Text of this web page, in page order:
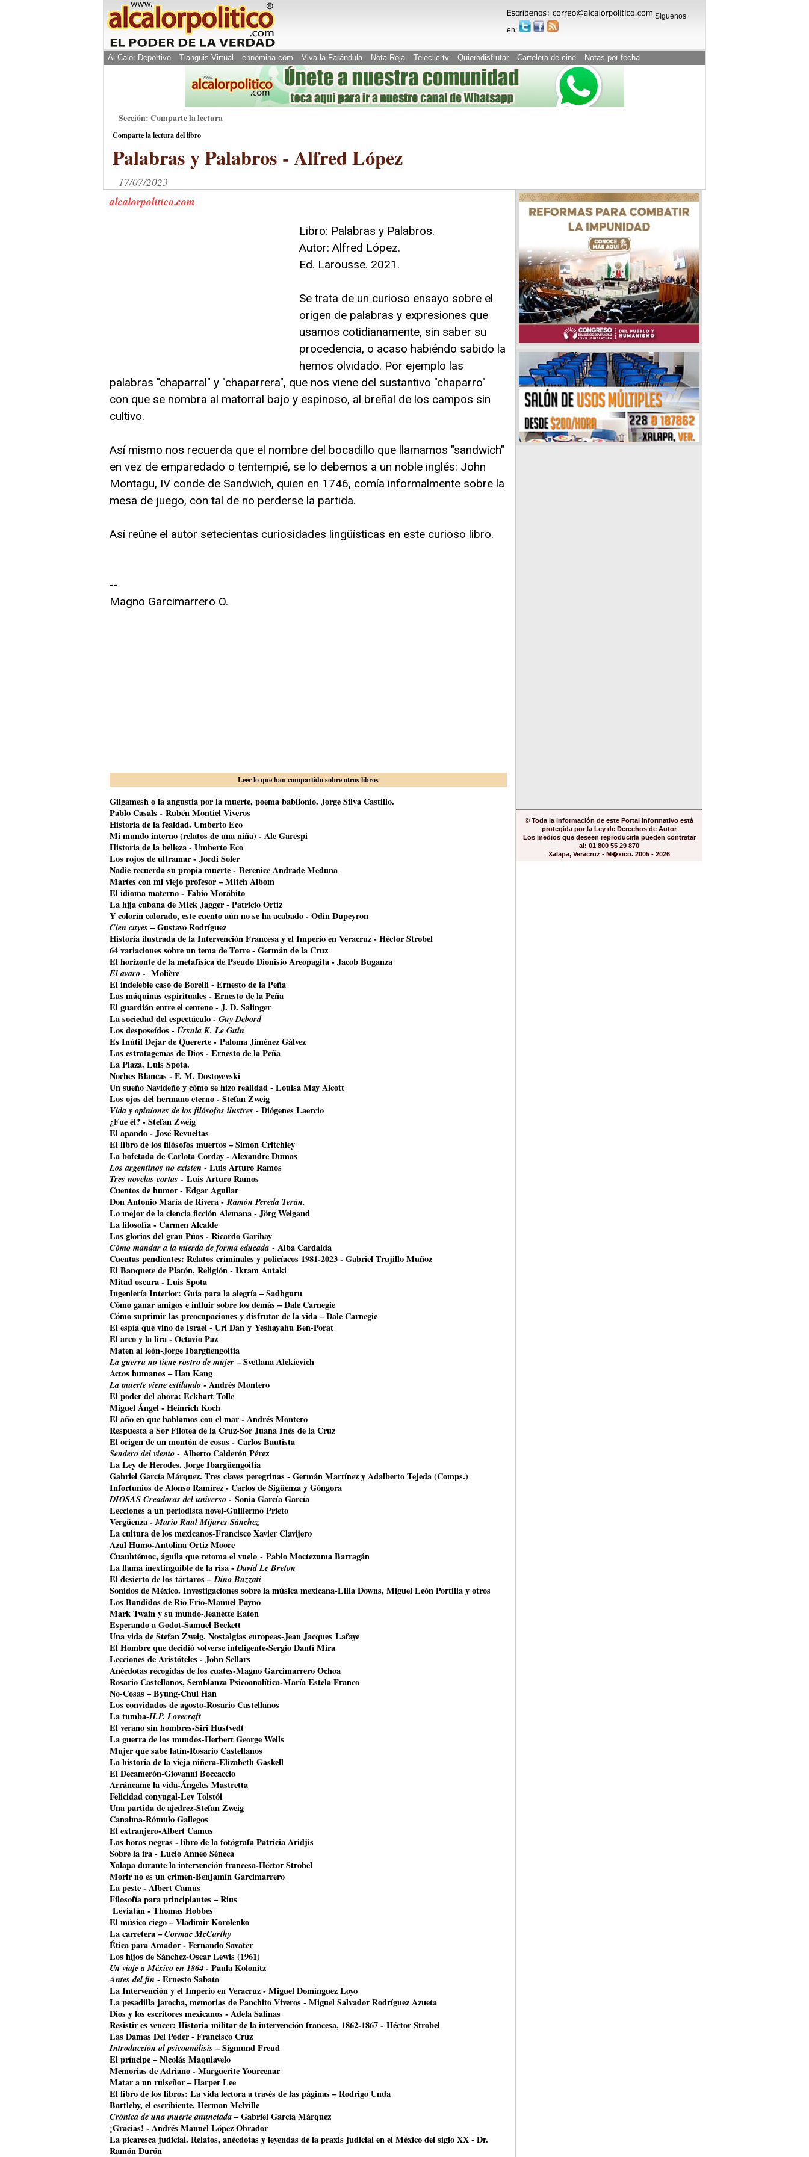
Síguenos
en:
Al Calor Deportivo Tianguis Virtual ennomina.com Viva la Farándula Nota Roja Teleclic.tv Quierodisfrutar Cartelera de cine Notas por fecha
Sección: Comparte la lectura
Comparte la lectura del libro
Palabras y Palabros - Alfred López
17/07/2023
alcalorpolitico.com
Libro: Palabras y Palabros.
Autor: Alfred López.
Ed. Larousse. 2021.
Se trata de un curioso ensayo sobre el
origen de palabras y expresiones que
usamos cotidianamente, sin saber su
procedencia, o acaso habiéndo sabido la
hemos olvidado. Por ejemplo las
palabras "chaparral" y "chaparrera", que nos viene del sustantivo "chaparro"
con que se nombra al matorral bajo y espinoso, al breñal de los campos sin
cultivo.
Así mismo nos recuerda que el nombre del bocadillo que llamamos "sandwich"
en vez de emparedado o tentempié, se lo debemos a un noble inglés: John
Montagu, IV conde de Sandwich, quien en 1746, comía informalmente sobre la
mesa de juego, con tal de no perderse la partida.
Así reúne el autor setecientas curiosidades lingüísticas en este curioso libro.
--
Magno Garcimarrero O.
Leer lo que han compartido sobre otros libros
Gilgamesh o la angustia por la muerte, poema babilonio. Jorge Silva Castillo.
Pablo Casals - Rubén Montiel Viveros
Historia de la fealdad. Umberto Eco
Mi mundo interno (relatos de una niña) - Ale Garespi
Historia de la belleza - Umberto Eco
Los rojos de ultramar - Jordi Soler
Nadie recuerda su propia muerte - Berenice Andrade Meduna
Martes con mi viejo profesor – Mitch Albom
El idioma materno - Fabio Morábito
La hija cubana de Mick Jagger- Patricio Ortíz
Y colorín colorado, este cuento aún no se ha acabado - Odin Dupeyron
Cien cuyes – Gustavo Rodríguez
Historia ilustrada de la Intervención Francesa y el Imperio en Veracruz - Héctor Strobel
64 variaciones sobre un tema de Torre - Germán de la Cruz
El horizonte de la metafísica de Pseudo Dionisio Areopagita - Jacob Buganza
El avaro- Molière
El indeleble caso de Borelli - Ernesto de la Peña
Las máquinas espirituales - Ernesto de la Peña
El guardián entre el centeno - J. D. Salinger
La sociedad del espectáculo -Guy Debord
Los desposeídos - Úrsula K. Le Guin
Es Inútil Dejar de Quererte - Paloma Jiménez Gálvez
Las estratagemas de Dios - Ernesto de la Peña
La Plaza. Luis Spota.
Noches Blancas - F. M. Dostoyevski
Un sueño Navideño y cómo se hizo realidad - Louisa May Alcott
Los ojos del hermano eterno - Stefan Zweig
Vida y opiniones de los filósofos ilustres - Diógenes Laercio
¿Fue él? - Stefan Zweig
El apando - José Revueltas
El libro de los filósofos muertos – Simon Critchley
La bofetada de Carlota Corday - Alexandre Dumas
Los argentinos no existen - Luis Arturo Ramos
Tres novelas cortas - Luis Arturo Ramos
Cuentos de humor - Edgar Aguilar
Don Antonio María de Rivera -Ramón Pereda Terán.
Lo mejor de la ciencia ficción Alemana - Jörg Weigand
La filosofía - Carmen Alcalde
Las glorias del gran Púas - Ricardo Garibay
Cómo mandar a la mierda de forma educada - Alba Cardalda
Cuentas pendientes: Relatos criminales y policíacos 1981-2023 - Gabriel Trujillo Muñoz
El Banquete de Platón, Religión - Ikram Antaki
Mitad oscura - Luis Spota
Ingeniería Interior: Guía para la alegría – Sadhguru
Cómo ganar amigos e influir sobre los demás – Dale Carnegie
Cómo suprimir las preocupaciones y disfrutar de la vida – Dale Carnegie
El espía que vino de Israel - Uri Dan y Yeshayahu Ben-Porat
El arco y la lira - Octavio Paz
Maten al león-Jorge Ibargüengoitia
La guerra no tiene rostro de mujer– Svetlana Alekievich
Actos humanos – Han Kang
La muerte viene estilando- Andrés Montero
El poder del ahora: Eckhart Tolle
Miguel Ángel - Heinrich Koch
El año en que hablamos con el mar - Andrés Montero
Respuesta a Sor Filotea de la Cruz-Sor Juana Inés de la Cruz
El origen de un montón de cosas - Carlos Bautista
Sendero del viento- Alberto Calderón Pérez
La Ley de Herodes. Jorge Ibargüengoitia
Gabriel García Márquez. Tres claves peregrinas - Germán Martínez y Adalberto Tejeda (Comps.)
Infortunios de Alonso Ramírez - Carlos de Sigüenza y Góngora
DIOSAS Creadoras del universo- Sonia García García
Lecciones a un periodista novel-Guillermo Prieto
Vergüenza -Mario Raul Mijares Sánchez
La cultura de los mexicanos-Francisco Xavier Clavijero
Azul Humo-Antolina Ortiz Moore
Cuauhtémoc, águila que retoma el vuelo - Pablo Moctezuma Barragán
La llama inextinguible de la risa -David Le Breton
El desierto de los tártaros –Dino Buzzati
Sonidos de México. Investigaciones sobre la música mexicana-Lilia Downs, Miguel León Portilla y otros
Los Bandidos de Río Frío-Manuel Payno
Mark Twain y su mundo-Jeanette Eaton
Esperando a Godot-Samuel Beckett
Una vida de Stefan Zweig. Nostalgias europeas-Jean Jacques Lafaye
El Hombre que decidió volverse inteligente-Sergio Dantí Mira
Lecciones de Aristóteles - John Sellars
Anécdotas recogidas de los cuates-Magno Garcimarrero Ochoa
Rosario Castellanos, Semblanza Psicoanalítica-María Estela Franco
No-Cosas – Byung-Chul Han
Los convidados de agosto-Rosario Castellanos
La tumba-H.P. Lovecraft
El verano sin hombres-Siri Hustvedt
La guerra de los mundos-Herbert George Wells
Mujer que sabe latín-Rosario Castellanos
La historia de la vieja niñera-Elizabeth Gaskell
El Decamerón-Giovanni Boccaccio
Arráncame la vida-Ángeles Mastretta
Felicidad conyugal-Lev Tolstói
Una partida de ajedrez-Stefan Zweig
Canaima-Rómulo Gallegos
El extranjero-Albert Camus
Las horas negras - libro de la fotógrafa Patricia Aridjis
Sobre la ira - Lucio Anneo Séneca
Xalapa durante la intervención francesa-Héctor Strobel
Morir no es un crimen-Benjamín Garcimarrero
La peste - Albert Camus
Filosofía para principiantes – Rius
Leviatán - Thomas Hobbes
El músico ciego – Vladimir Korolenko
La carretera –Cormac McCarthy
Ética para Amador - Fernando Savater
Los hijos de Sánchez-Oscar Lewis (1961)
Un viaje a México en 1864- Paula Kolonitz
Antes del fin - Ernesto Sabato
La Intervención y el Imperio en Veracruz - Miguel Domínguez Loyo
La pesadilla jarocha, memorias de Panchito Viveros - Miguel Salvador Rodríguez Azueta
Dios y los escritores mexicanos - Adela Salinas
Resistir es vencer: Historia militar de la intervención francesa, 1862-1867 - Héctor Strobel
Las Damas Del Poder - Francisco Cruz
Introducción al psicoanálisis – Sigmund Freud
El príncipe – Nicolás Maquiavelo
Memorias de Adriano - Marguerite Yourcenar
Matar a un ruiseñor – Harper Lee
El libro de los libros: La vida lectora a través de las páginas – Rodrigo Unda
Bartleby, el escribiente. Herman Melville
Crónica de una muerte anunciada– Gabriel García Márquez
¡Gracias! - Andrés Manuel López Obrador
La picaresca judicial. Relatos, anécdotas y leyendas de la praxis judicial en el México del siglo XX - Dr.
Ramón Durón
© Toda la información de este Portal Informativo está
protegida por la Ley de Derechos de Autor
Los medios que deseen reproducirla pueden contratar
al: 01 800 55 29 870
Xalapa, Veracruz - M�xico. 2005 - 2026